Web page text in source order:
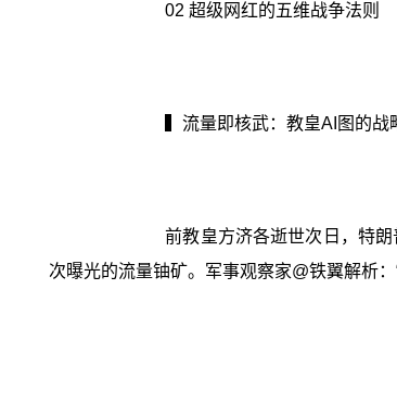
02 超级网红的五维战争法则
▍流量即核武：教皇AI图的战
前教皇方济各逝世次日，特
次曝光的流量铀矿。军事观察家@铁翼解析